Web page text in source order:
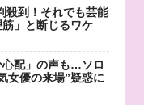
殺到！それでも芸能
」と断じるワケ
心配」の声も…ソロ
女優の来場”疑惑に